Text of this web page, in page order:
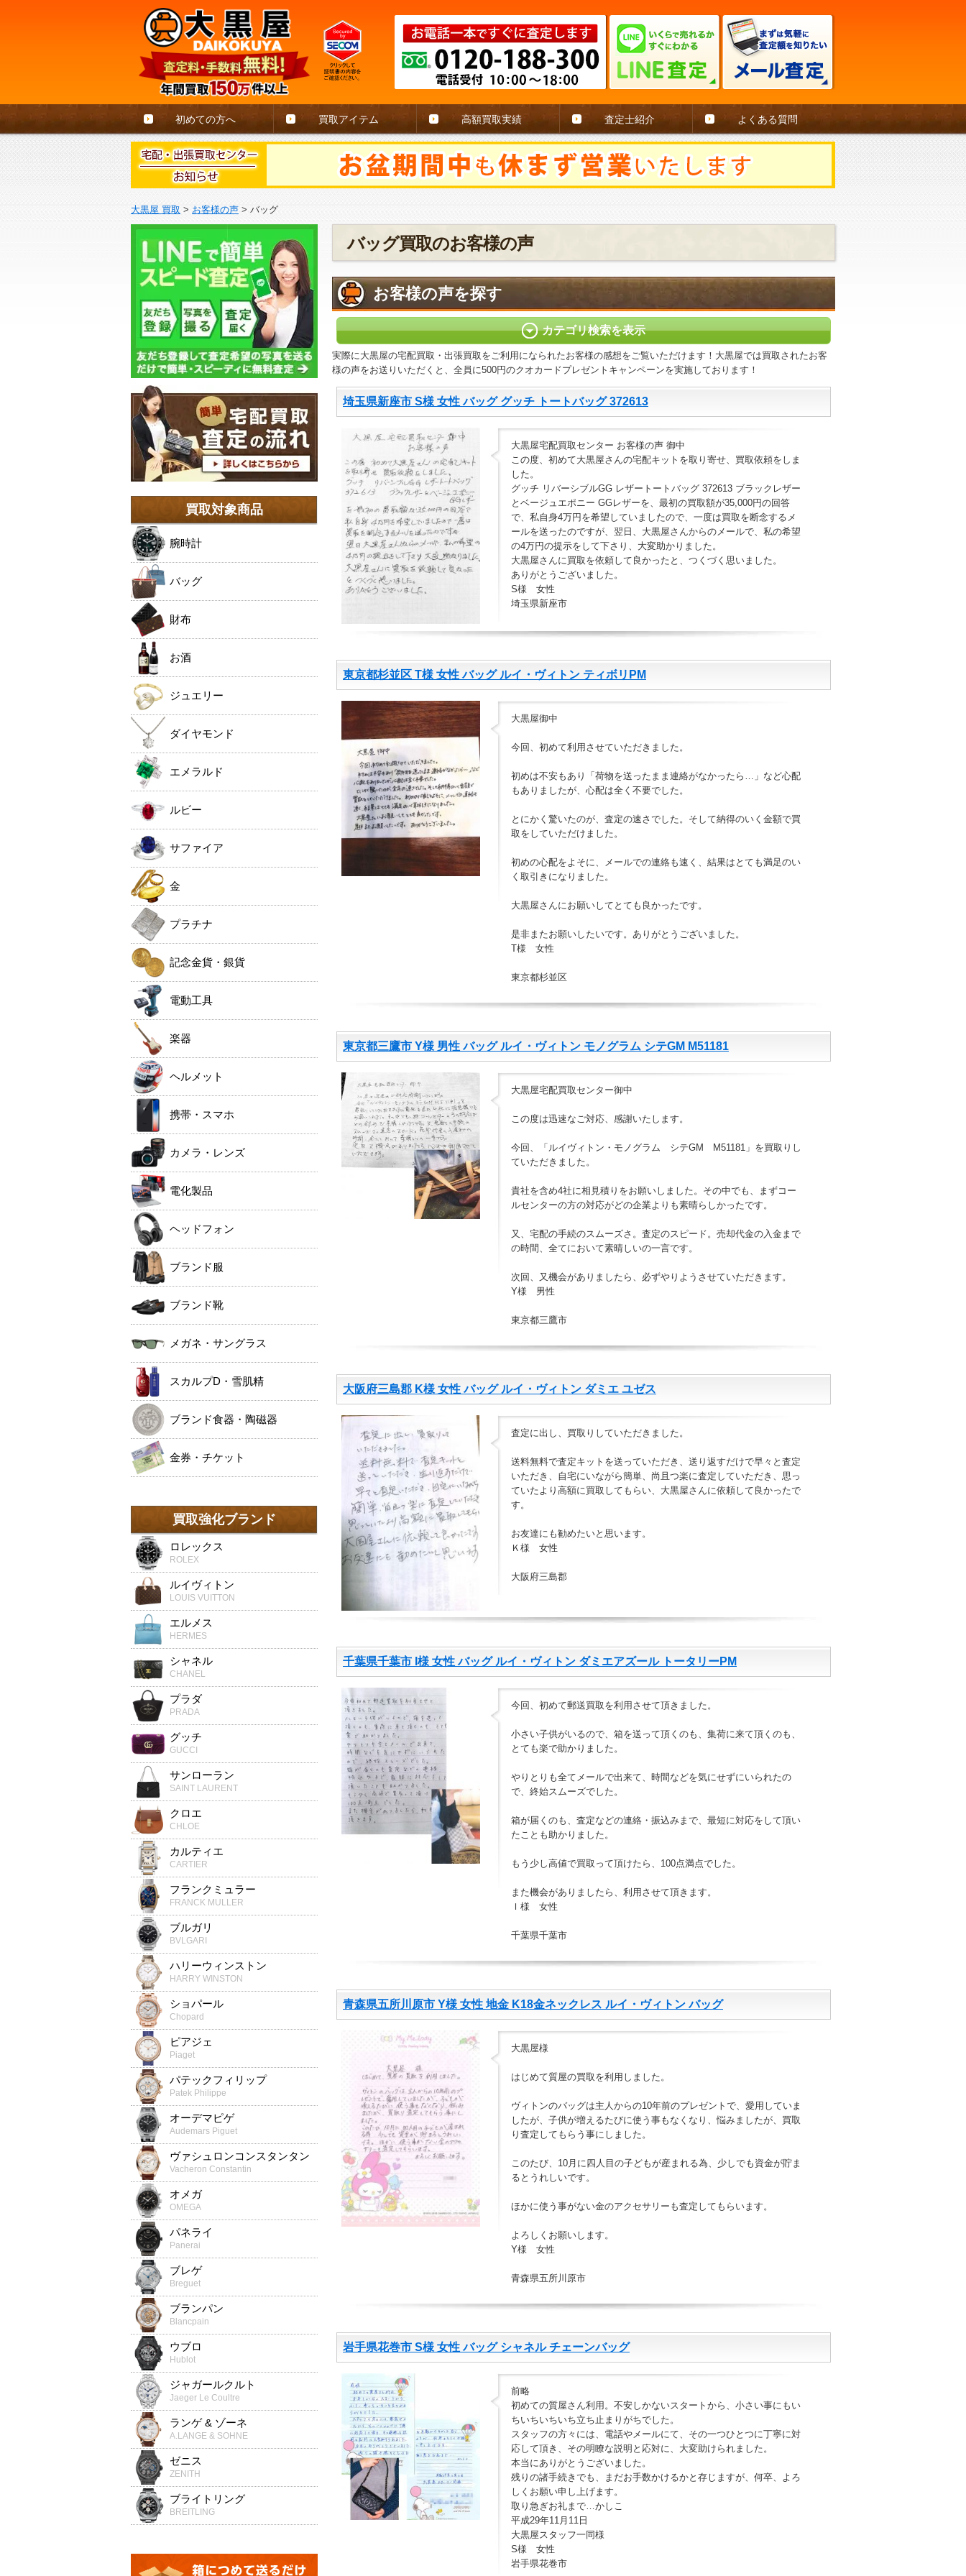
初めての方へ 買取アイテム 高額買取実績 査定士紹介 よくある質問
大黒屋 買取 > お客様の声 > バッグ
バッグ買取のお客様の声
お客様の声を探す
カテゴリ検索を表示
実際に大黒屋の宅配買取・出張買取をご利用になられたお客様の感想をご覧いただけます！大黒屋では買取されたお客
様の声をお送りいただくと、全員に500円のクオカードプレゼントキャンペーンを実施しております！
埼玉県新座市 S様 女性 バッグ グッチ トートバッグ 372613
大黒屋宅配買取センター お客様の声 御中
この度、初めて大黒屋さんの宅配キットを取り寄せ、買取依頼をしま
した。
グッチ リバーシブルGG レザートートバッグ 372613 ブラックレザー
とベージュエポニー GGレザーを、最初の買取額が35,000円の回答
で、私自身4万円を希望していましたので、一度は買取を断念するメ
ールを送ったのですが、翌日、大黒屋さんからのメールで、私の希望
の4万円の提示をして下さり、大変助かりました。
大黒屋さんに買取を依頼して良かったと、つくづく思いました。
ありがとうございました。
S様 女性
埼玉県新座市
東京都杉並区 T様 女性 バッグ ルイ・ヴィトン ティボリPM
大黒屋御中
今回、初めて利用させていただきました。
初めは不安もあり「荷物を送ったまま連絡がなかったら…」など心配
もありましたが、心配は全く不要でした。
とにかく驚いたのが、査定の速さでした。そして納得のいく金額で買
取をしていただけました。
初めの心配をよそに、メールでの連絡も速く、結果はとても満足のい
く取引きになりました。
大黒屋さんにお願いしてとても良かったです。
是非またお願いしたいです。ありがとうございました。
T様 女性
東京都杉並区
東京都三鷹市 Y様 男性 バッグ ルイ・ヴィトン モノグラム シテGM M51181
大黒屋宅配買取センター御中
この度は迅速なご対応、感謝いたします。
今回、「ルイヴィトン・モノグラム シテGM M51181」を買取りし
ていただきました。
貴社を含め4社に相見積りをお願いしました。その中でも、まずコー
ルセンターの方の対応がどの企業よりも素晴らしかったです。
又、宅配の手続のスムーズさ。査定のスピード。売却代金の入金まで
の時間、全てにおいて素晴しいの一言です。
次回、又機会がありましたら、必ずやりようさせていただきます。
Y様 男性
東京都三鷹市
大阪府三島郡 K様 女性 バッグ ルイ・ヴィトン ダミエ ユゼス
査定に出し、買取りしていただきました。
送料無料で査定キットを送っていただき、送り返すだけで早々と査定
いただき、自宅にいながら簡単、尚且つ楽に査定していただき、思っ
ていたより高額に買取してもらい、大黒屋さんに依頼して良かったで
す。
お友達にも勧めたいと思います。
Ｋ様 女性
大阪府三島郡
千葉県千葉市 I様 女性 バッグ ルイ・ヴィトン ダミエアズール トータリーPM
今回、初めて郵送買取を利用させて頂きました。
小さい子供がいるので、箱を送って頂くのも、集荷に来て頂くのも、
とても楽で助かりました。
やりとりも全てメールで出来て、時間などを気にせずにいられたの
で、終始スムーズでした。
箱が届くのも、査定などの連絡・振込みまで、最短に対応をして頂い
たことも助かりました。
もう少し高値で買取って頂けたら、100点満点でした。
また機会がありましたら、利用させて頂きます。
Ｉ様 女性
千葉県千葉市
青森県五所川原市 Y様 女性 地金 K18金ネックレス ルイ・ヴィトン バッグ
大黒屋様
はじめて質屋の買取を利用しました。
ヴィトンのバッグは主人からの10年前のプレゼントで、愛用していま
したが、子供が増えるたびに使う事もなくなり、悩みましたが、買取
り査定してもらう事にしました。
このたび、10月に四人目の子どもが産まれる為、少しでも資金が貯ま
るとうれしいです。
ほかに使う事がない金のアクセサリーも査定してもらいます。
よろしくお願いします。
Y様 女性
青森県五所川原市
岩手県花巻市 S様 女性 バッグ シャネル チェーンバッグ
前略
初めての質屋さん利用。不安しかないスタートから、小さい事にもい
ちいちいちいち立ち止まりがちでした。
スタッフの方々には、電話やメールにて、その一つひとつに丁寧に対
応して頂き、その明瞭な説明と応対に、大変助けられました。
本当にありがとうございました。
残りの諸手続きでも、まだお手数かけるかと存じますが、何卒、よろ
しくお願い申し上げます。
取り急ぎお礼まで…かしこ
平成29年11月11日
大黒屋スタッフ一同様
S様 女性
岩手県花巻市
買取対象商品
腕時計
バッグ
財布
お酒
ジュエリー
ダイヤモンド
エメラルド
ルビー
サファイア
金
プラチナ
記念金貨・銀貨
電動工具
楽器
ヘルメット
携帯・スマホ
カメラ・レンズ
電化製品
ヘッドフォン
ブランド服
ブランド靴
メガネ・サングラス
スカルプD・雪肌精
ブランド食器・陶磁器
金券・チケット
買取強化ブランド
ロレックス
ROLEX
ルイヴィトン
LOUIS VUITTON
エルメス
HERMES
シャネル
CHANEL
プラダ
PRADA
グッチ
GUCCI
サンローラン
SAINT LAURENT
クロエ
CHLOE
カルティエ
CARTIER
フランクミュラー
FRANCK MULLER
ブルガリ
BVLGARI
ハリーウィンストン
HARRY WINSTON
ショパール
Chopard
ピアジェ
Piaget
パテックフィリップ
Patek Philippe
オーデマピゲ
Audemars Piguet
ヴァシュロンコンスタンタン
Vacheron Constantin
オメガ
OMEGA
パネライ
Panerai
ブレゲ
Breguet
ブランパン
Blancpain
ウブロ
Hublot
ジャガールクルト
Jaeger Le Coultre
ランゲ & ゾーネ
A.LANGE & SOHNE
ゼニス
ZENITH
ブライトリング
BREITLING